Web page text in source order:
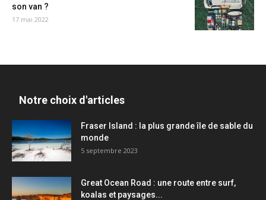
son van ?
17 mai 2022
Notre choix d'articles
Fraser Island : la plus grande île de sable du
monde
5 septembre 2023
Great Ocean Road : une route entre surf,
koalas et paysages...